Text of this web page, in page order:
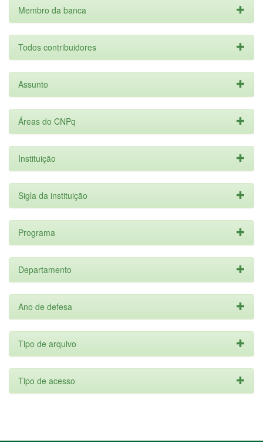
Membro da banca
Todos contribuidores
Assunto
Áreas do CNPq
Instituição
Sigla da instituição
Programa
Departamento
Ano de defesa
Tipo de arquivo
Tipo de acesso